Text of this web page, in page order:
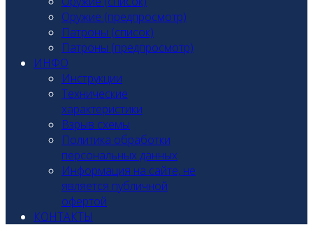
Оружие (предпросмотр)
Патроны (список)
Патроны (предпросмотр)
ИНФО
Инструкции
Технические
характеристики
Взрыв схемы
Политика обработки
персональных данных
Информация на сайте, не
является публичной
офертой
КОНТАКТЫ